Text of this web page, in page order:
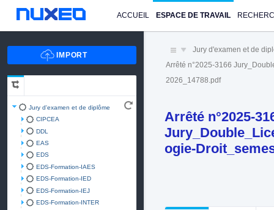
ACCUEIL ESPACE DE TRAVAIL
Jury d'examen et de diplôme
CIPCEA
DDL
EAS
EDS
EDS-Formation-IAES
EDS-Formation-IED
EDS-Formation-IEJ
EDS-Formation-INTER
Jury d'examen et de
Arrêté n°2025-3166
2026_14788.pdf
Arrêté n°2025-
ogie-